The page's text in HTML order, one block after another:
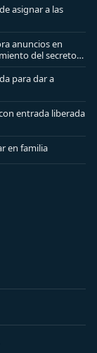
asignar a las
anuncios en
del secreto
para dar a
entrada liberada
en familia